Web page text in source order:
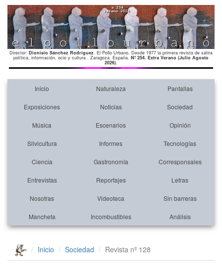
Director: Dionisio Sánchez Rodríguez. El Pollo Urbano. Desde 1977 la primera revista de sátira
política, información, ocio y cultura . Zaragoza. España. Nº 254. Extra Verano (Julio Agosto
2026).
Inicio Naturaleza Pantallas
Exposiciones Noticias Sociedad
Música Escenarios Opinión
Silvicultura Informes Tecnologías
Ciencia Gastronomía Corresponsales
Entrevistas Reportajes Letras
Nosotras Videoteca Sin barreras
Mancheta Incombustibles Análisis
Inicio Sociedad Revista nº 128